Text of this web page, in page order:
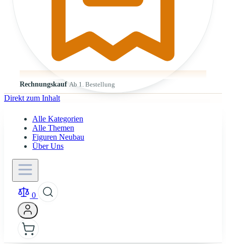
Rechnungskauf Ab 1. Bestellung
Direkt zum Inhalt
Alle Kategorien
Alle Themen
Figuren Neubau
Über Uns
0